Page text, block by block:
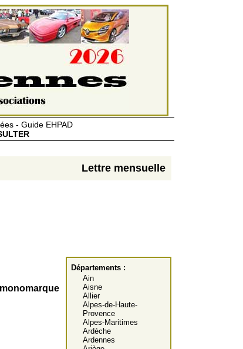
- Guide EHPAD
Lettre mensuelle
Départements :
Ain
Aisne
Allier
Alpes-de-Haute-
Provence
Alpes-Maritimes
Ardèche
Ardennes